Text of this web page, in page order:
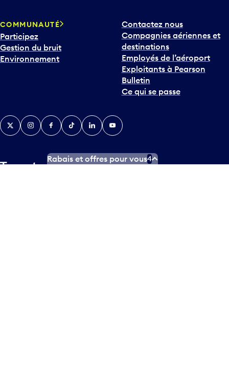
COMMUNAUTÉ
Participez
Gestion du bruit
Environnement
Contactez nous
Compagnies aériennes et
destinations
Employés de l’aéroport
Exploitants à Pearson
Bulletin
Ce qui se passe
TwitterInstagramFacebook
TikTokLinkedInYouTube
Rabais et offres pour vous4